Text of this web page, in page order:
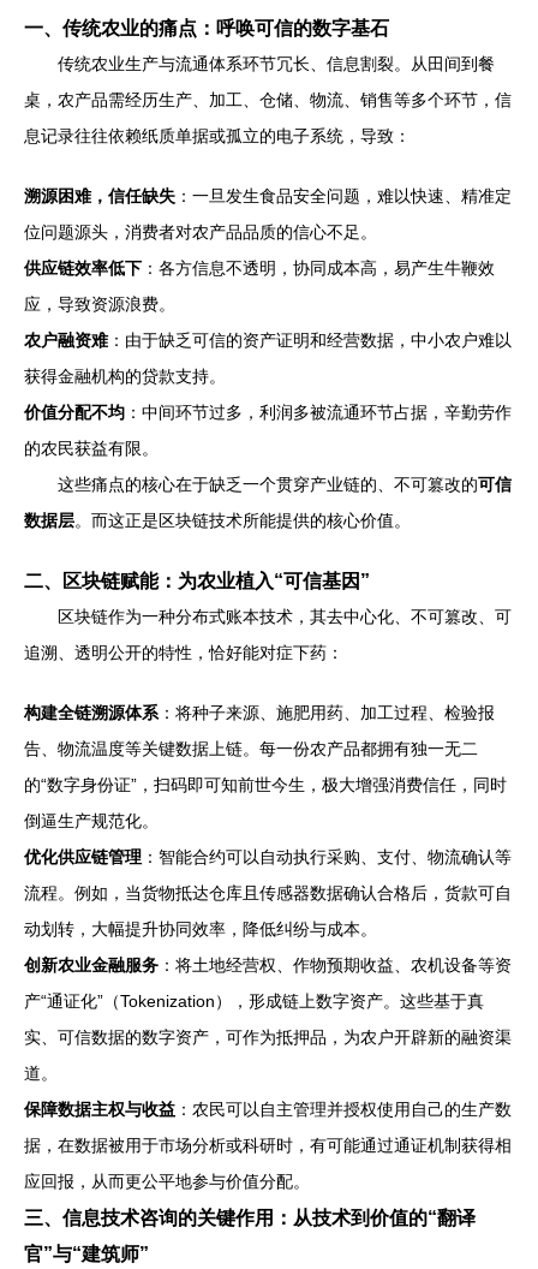
一、传统农业的痛点：呼唤可信的数字基石
传统农业生产与流通体系环节冗长、信息割裂。从田间到餐
桌，农产品需经历生产、加工、仓储、物流、销售等多个环节，信
息记录往往依赖纸质单据或孤立的电子系统，导致：
溯源困难，信任缺失 ：一旦发生食品安全问题，难以快速、精准定
位问题源头，消费者对农产品品质的信心不足。
供应链效率低下 ：各方信息不透明，协同成本高，易产生牛鞭效
应，导致资源浪费。
农户融资难：由于缺乏可信的资产证明和经营数据，中小农户难以
获得金融机构的贷款支持。
价值分配不均 ：中间环节过多，利润多被流通环节占据，辛勤劳作
的农民获益有限。
这些痛点的核心在于缺乏一个贯穿产业链的、不可篡改的可信
数据层。而这正是区块链技术所能提供的核心价值。
二、区块链赋能：为农业植入“可信基因”
区块链作为一种分布式账本技术，其去中心化、不可篡改、可
追溯、透明公开的特性，恰好能对症下药：
构建全链溯源体系 ：将种子来源、施肥用药、加工过程、检验报
告、物流温度等关键数据上链。每一份农产品都拥有独一无二
的“数字身份证”，扫码即可知前世今生，极大增强消费信任，同时
倒逼生产规范化。
优化供应链管理 ：智能合约可以自动执行采购、支付、物流确认等
流程。例如，当货物抵达仓库且传感器数据确认合格后，货款可自
动划转，大幅提升协同效率，降低纠纷与成本。
创新农业金融服务 ：将土地经营权、作物预期收益、农机设备等资
产“通证化”（Tokenization），形成链上数字资产。这些基于真
实、可信数据的数字资产，可作为抵押品，为农户开辟新的融资渠
道。
保障数据主权与收益 ：农民可以自主管理并授权使用自己的生产数
据，在数据被用于市场分析或科研时，有可能通过通证机制获得相
应回报，从而更公平地参与价值分配。
三、信息技术咨询的关键作用：从技术到价值的“翻译
官”与“建筑师”